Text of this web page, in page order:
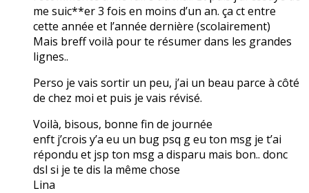
me suic**er 3 fois en moins d’un an. ça ct entre
cette année et l’année dernière (scolairement)
Mais breff voilà pour te résumer dans les grandes
lignes..
Perso je vais sortir un peu, j’ai un beau parce à côté
de chez moi et puis je vais révisé.
Voilà, bisous, bonne fin de journée
enft j’crois y’a eu un bug psq g eu ton msg je t’ai
répondu et jsp ton msg a disparu mais bon.. donc
dsl si je te dis la même chose
Lina